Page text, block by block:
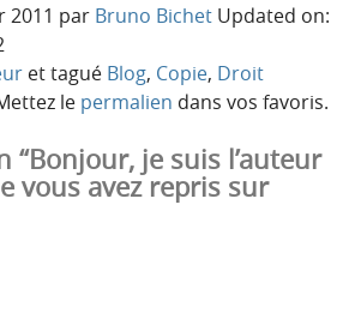
2011 par Bruno Bichet Updated on:
et tagué Blog, Copie, Droit
le permalien dans vos favoris.
“Bonjour, je suis l’auteur
vous avez repris sur